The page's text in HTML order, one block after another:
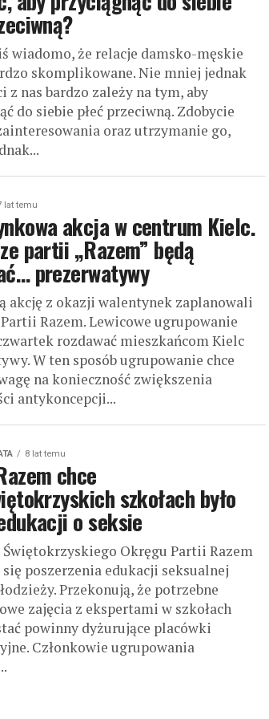
wiadomo, że relacje damsko-męskie
skomplikowane. Nie mniej jednak
z nas bardzo zależy na tym, aby
do siebie płeć przeciwną. Zdobycie
oraz utrzymanie go,
lat temu
akcja w centrum Kielc.
partii „Razem” będą
prezerwatywy
akcję z okazji walentynek zaplanowali
Partii Razem. Lewicowe ugrupowanie
rozdawać mieszkańcom Kielc
W ten sposób ugrupowanie chce
na konieczność zwiększenia
antykoncepcji...
8 lat temu
chce
szkołach było
o seksie
Świętokrzyskiego Okręgu Partii Razem
poszerzenia edukacji seksualnej
Przekonują, że potrzebne
zajęcia z ekspertami w szkołach
powinny dyżurujące placówki
Członkowie ugrupowania